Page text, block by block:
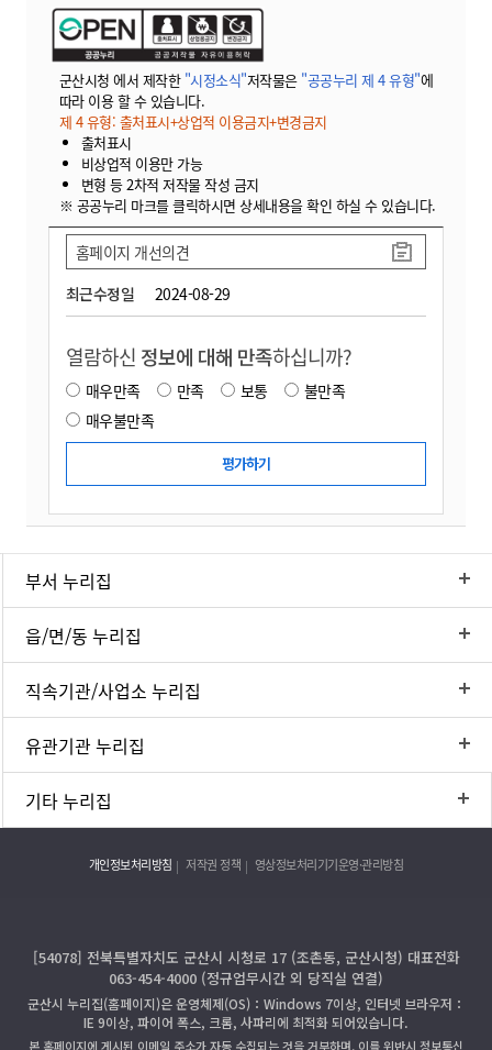
군산시청 에서 제작한 "시정소식"저작물은 "공공누리 제 4 유형"에
따라 이용 할 수 있습니다.
제 4 유형: 출처표시+상업적 이용금지+변경금지
출처표시
비상업적 이용만 가능
변형 등 2차적 저작물 작성 금지
※ 공공누리 마크를 클릭하시면 상세내용을 확인 하실 수 있습니다.
최근수정일 2024-08-29
홈페이지 개선의견
열람하신 정보에 대해 만족하십니까?
매우만족 만족 보통
불만족
매우불만족
부서 누리집
읍/면/동 누리집
직속기관/사업소 누리집
유관기관 누리집
기타 누리집
개인정보처리방침 저작권 정책 영상정보처리기기운영·관리방침
[54078] 전북특별자치도 군산시 시청로 17 (조촌동, 군산시청) 대표전화
063-454-4000 (정규업무시간 외 당직실 연결)
군산시 누리집(홈페이지)은 운영체제(OS)：Windows 7이상, 인터넷 브라우저：
IE 9이상, 파이어 폭스, 크롬, 사파리에 최적화 되어있습니다.
본 홈페이지에 게시된 이메일 주소가 자동 수집되는 것을 거부하며, 이를 위반시 정보통신